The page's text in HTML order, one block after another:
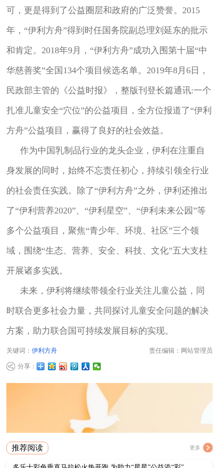
可，更是得到了公益圈层和政府的广泛赞誉。2015
年，“伊利方舟”得到时任国务院副总理刘延东的批示
和肯定。2018年9月，“伊利方舟”成功入围第十届“中
华慈善奖”全国134个项目候选名单。2019年8月6日，
民政部主管的《公益时报》，整版刊登长篇通讯:一个
扎准儿童安全“穴位”的公益项目，全方位报道了“伊利
方舟”公益项目，赢得了良好的社会效益。
作为中国乳制品行业的龙头企业，伊利在注重自
身发展的同时，始终不忘责任初心，持续引领全行业
的社会责任实践。除了“伊利方舟”之外，伊利还推出
了“伊利营养2020”、“伊利星空”、“伊利未来公园”等
多个公益项目，聚焦“青少年、环境、社区”三个领
域，围绕“生态、营养、安全、科技、文化”五大支柱
开展诸多实践。
未来，伊利将继续带领全行业关注儿童公益，同
时联合更多社会力量，共同探讨儿童安全问题的解决
方案，助力联合国可持续发展目标的实现。
关键词：伊利方舟 责任编辑：网站管理员
分享：
推荐阅读 更多